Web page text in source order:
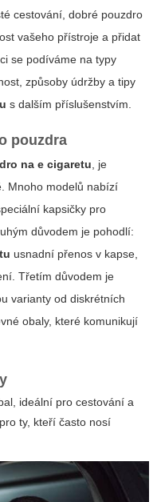
cestování, dobré pouzdro
vašeho přístroje a přidat
se podíváme na typy
způsoby údržby a tipy
s dalším příslušenstvím.
pouzdra
na e cigaretu, je
Mnoho modelů nabízí
kapsičky pro
důvodem je pohodlí:
usnadní přenos v kapse,
Třetím důvodem je
varianty od diskrétních
obaly, které komunikují
ideální pro cestování a
ty, kteří často nosí